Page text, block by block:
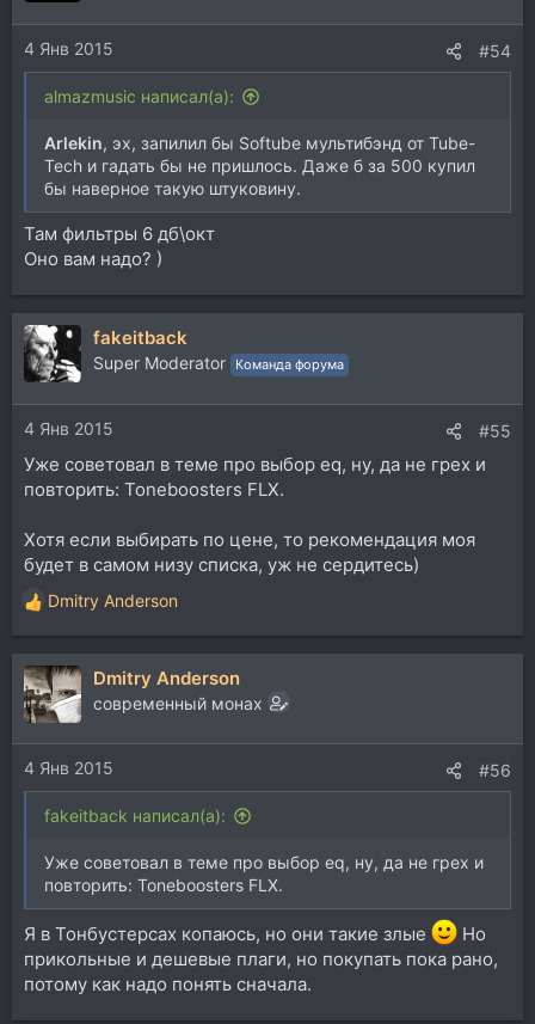
4 Янв 2015 #54
almazmusic написал(а):
Arlekin, эх, запилил бы Softube мультибэнд от Tube-
Tech и гадать бы не пришлось. Даже б за 500 купил
бы наверное такую штуковину.
Там фильтры 6 дб\окт
Оно вам надо? )
fakeitback
Super Moderator Команда форума
4 Янв 2015 #55
Уже советовал в теме про выбор eq, ну, да не грех и
повторить: Toneboosters FLX.
Хотя если выбирать по цене, то рекомендация моя
будет в самом низу списка, уж не сердитесь)
Р
е
а
к
ц
и
и
:
Dmitry Anderson
Dmitry Anderson
современный монах
4 Янв 2015 #56
fakeitback написал(а):
Уже советовал в теме про выбор eq, ну, да не грех и
повторить: Toneboosters FLX.
Я в Тонбустерсах копаюсь, но они такие злые
Но
прикольные и дешевые плаги, но покупать пока рано,
потому как надо понять сначала.